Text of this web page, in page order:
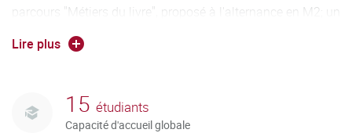
parcours "Métiers du livre", proposé à l'alternance en M2; un
parcours "Ecritures (Recherche Création)" fondé sur des
liens forts avec le Théâtre Dijon Bourgogne, en particulier
transversal aux trois parcours, en plus du séminaire de
"spécialité" propre à chaque parcours. Les séminaires
Lire plus
15 étudiants
Capacité d'accueil globale